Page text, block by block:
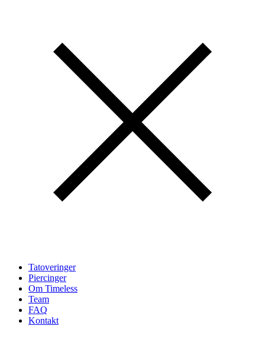
Tatoveringer
Piercinger
Om Timeless
Team
FAQ
Kontakt